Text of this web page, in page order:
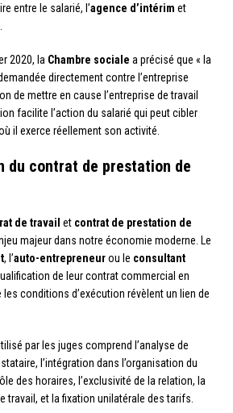
entre le salarié, l’agence d’intérim et
2020, la Chambre sociale a précisé que « la
directement contre l’entreprise
de mettre en cause l’entreprise de travail
facilite l’action du salarié qui peut cibler
il exerce réellement son activité.
du contrat de prestation de
de travail et contrat de prestation de
majeur dans notre économie moderne. Le
, l’auto-entrepreneurou le consultant
de leur contrat commercial en
conditions d’exécution révèlent un lien de
par les juges comprend l’analyse de
l’intégration dans l’organisation du
des horaires, l’exclusivité de la relation, la
travail, et la fixation unilatérale des tarifs.